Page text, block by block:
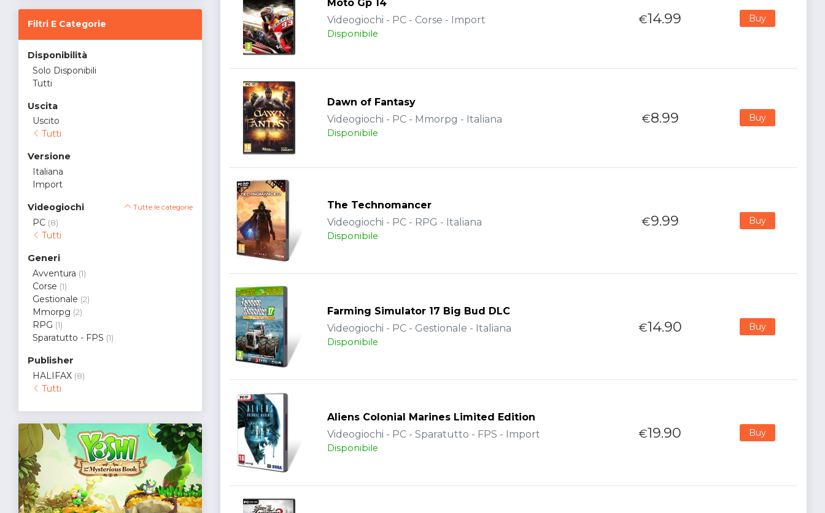
Filtri E Categorie
Disponibilità
Solo Disponibili
Tutti
Uscita
Uscito
Tutti
Versione
Italiana
Import
Videogiochi Tutte le categorie
PC (8)
Tutti
Generi
Avventura (1)
Corse (1)
Gestionale (2)
Mmorpg (2)
RPG (1)
Sparatutto - FPS (1)
Publisher
HALIFAX (8)
Tutti
Moto Gp 14
Videogiochi - PC - Corse - Import
Disponibile
€14.99 Buy
Dawn of Fantasy
Videogiochi - PC - Mmorpg - Italiana
Disponibile
€8.99 Buy
The Technomancer
Videogiochi - PC - RPG - Italiana
Disponibile
€9.99 Buy
Farming Simulator 17 Big Bud DLC
Videogiochi - PC - Gestionale - Italiana
Disponibile
€14.90 Buy
Aliens Colonial Marines Limited Edition
Videogiochi - PC - Sparatutto - FPS - Import
Disponibile
€19.90 Buy